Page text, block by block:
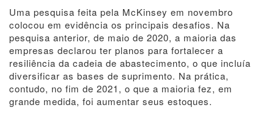
Uma pesquisa feita pela McKinsey em novembro
colocou em evidência os principais desafios. Na
pesquisa anterior, de maio de 2020, a maioria das
empresas declarou ter planos para fortalecer a
resiliência da cadeia de abastecimento, o que incluía
diversificar as bases de suprimento. Na prática,
contudo, no fim de 2021, o que a maioria fez, em
grande medida, foi aumentar seus estoques.